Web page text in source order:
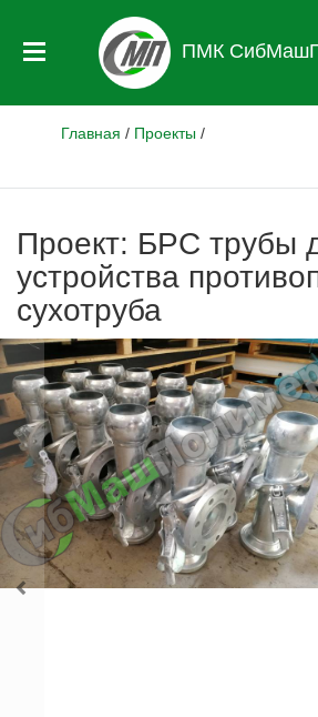
ПМК
Главная / Проекты /
Проект: БРС трубы
устройства
сухотруба